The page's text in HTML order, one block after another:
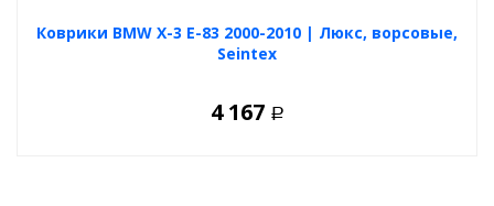
Коврики BMW X-3 E-83 2000-2010 | Люкс, ворсовые,
Seintex
4 167 Р